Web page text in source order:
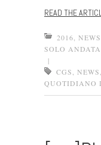
READ THE
2016 NEWS
SOLO ANDATA
|
CGS
NEWS
QUOTIDIANO